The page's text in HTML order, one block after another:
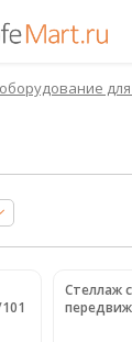
Стеллаж